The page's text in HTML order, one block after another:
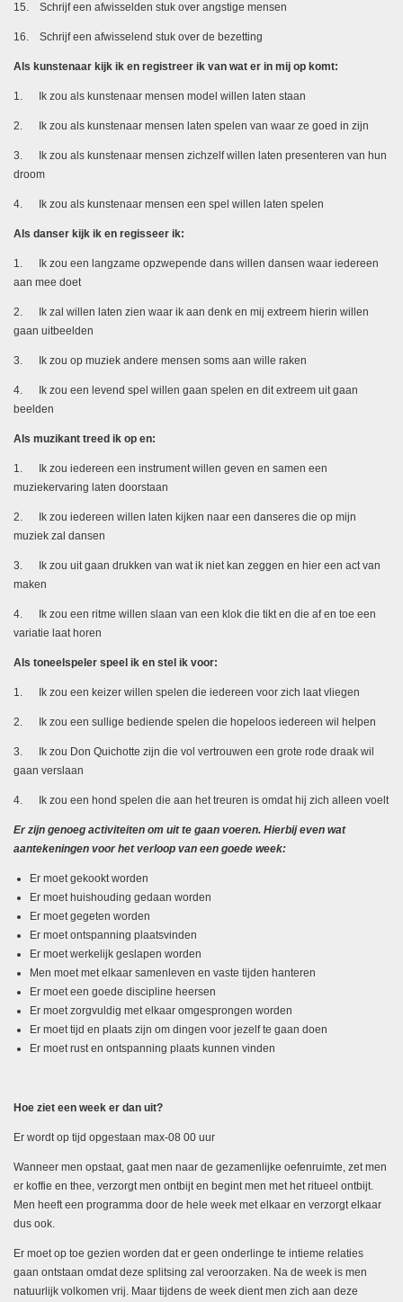
15. Schrijf een afwisselden stuk over angstige mensen
16. Schrijf een afwisselend stuk over de bezetting
Als kunstenaar kijk ik en registreer ik van wat er in mij op komt:
1. Ik zou als kunstenaar mensen model willen laten staan
2. Ik zou als kunstenaar mensen laten spelen van waar ze goed in zijn
3. Ik zou als kunstenaar mensen zichzelf willen laten presenteren van hun
droom
4. Ik zou als kunstenaar mensen een spel willen laten spelen
Als danser kijk ik en regisseer ik:
1. Ik zou een langzame opzwepende dans willen dansen waar iedereen
aan mee doet
2. Ik zal willen laten zien waar ik aan denk en mij extreem hierin willen
gaan uitbeelden
3. Ik zou op muziek andere mensen soms aan wille raken
4. Ik zou een levend spel willen gaan spelen en dit extreem uit gaan
beelden
Als muzikant treed ik op en:
1. Ik zou iedereen een instrument willen geven en samen een
muziekervaring laten doorstaan
2. Ik zou iedereen willen laten kijken naar een danseres die op mijn
muziek zal dansen
3. Ik zou uit gaan drukken van wat ik niet kan zeggen en hier een act van
maken
4. Ik zou een ritme willen slaan van een klok die tikt en die af en toe een
variatie laat horen
Als toneelspeler speel ik en stel ik voor:
1. Ik zou een keizer willen spelen die iedereen voor zich laat vliegen
2. Ik zou een sullige bediende spelen die hopeloos iedereen wil helpen
3. Ik zou Don Quichotte zijn die vol vertrouwen een grote rode draak wil
gaan verslaan
4. Ik zou een hond spelen die aan het treuren is omdat hij zich alleen voelt
Er zijn genoeg activiteiten om uit te gaan voeren. Hierbij even wat
aantekeningen voor het verloop van een goede week:
Er moet gekookt worden
Er moet huishouding gedaan worden
Er moet gegeten worden
Er moet ontspanning plaatsvinden
Er moet werkelijk geslapen worden
Men moet met elkaar samenleven en vaste tijden hanteren
Er moet een goede discipline heersen
Er moet zorgvuldig met elkaar omgesprongen worden
Er moet tijd en plaats zijn om dingen voor jezelf te gaan doen
Er moet rust en ontspanning plaats kunnen vinden
Hoe ziet een week er dan uit?
Er wordt op tijd opgestaan max-08 00 uur
Wanneer men opstaat, gaat men naar de gezamenlijke oefenruimte, zet men
er koffie en thee, verzorgt men ontbijt en begint men met het ritueel ontbijt.
Men heeft een programma door de hele week met elkaar en verzorgt elkaar
dus ook.
Er moet op toe gezien worden dat er geen onderlinge te intieme relaties
gaan ontstaan omdat deze splitsing zal veroorzaken. Na de week is men
natuurlijk volkomen vrij. Maar tijdens de week dient men zich aan deze